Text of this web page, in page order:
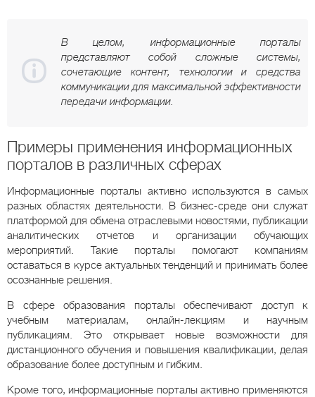
В целом, информационные порталы
представляют собой сложные системы,
сочетающие контент, технологии и средства
коммуникации для максимальной эффективности
передачи информации.
Примеры применения информационных
порталов в различных сферах
Информационные порталы активно используются в самых
разных областях деятельности. В бизнес-среде они служат
платформой для обмена отраслевыми новостями, публикации
аналитических отчетов и организации обучающих
мероприятий. Такие порталы помогают компаниям
оставаться в курсе актуальных тенденций и принимать более
осознанные решения.
В сфере образования порталы обеспечивают доступ к
учебным материалам, онлайн-лекциям и научным
публикациям. Это открывает новые возможности для
дистанционного обучения и повышения квалификации, делая
образование более доступным и гибким.
Кроме того, информационные порталы активно применяются